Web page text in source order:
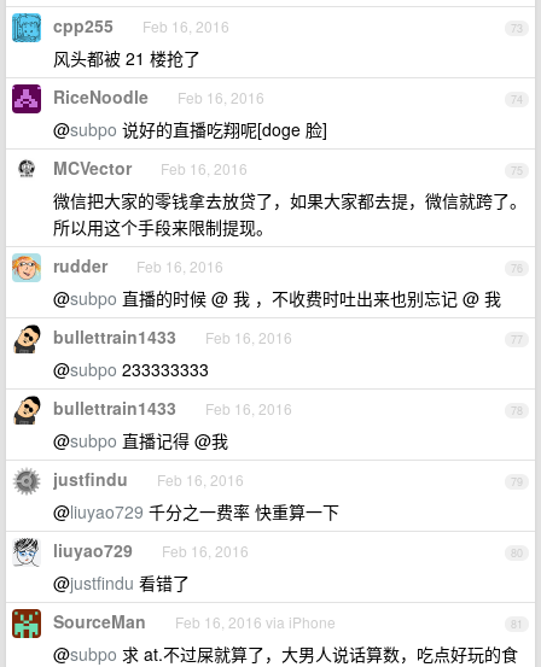
73
cpp255 Feb 16, 2016
风头都被 21 楼抢了
74
RiceNoodle Feb 16, 2016
@subpo 说好的直播吃翔呢[doge 脸]
75
MCVector Feb 16, 2016
微信把大家的零钱拿去放贷了，如果大家都去提，微信就跨了。
所以用这个手段来限制提现。
76
rudder Feb 16, 2016
@subpo 直播的时候 @ 我 ，不收费时吐出来也别忘记 @ 我
77
bullettrain1433 Feb 16, 2016
@subpo 233333333
78
bullettrain1433 Feb 16, 2016
@subpo 直播记得 @我
79
justfindu Feb 16, 2016
@liuyao729 千分之一费率 快重算一下
80
liuyao729 Feb 16, 2016
@justfindu 看错了
81
SourceMan Feb 16, 2016 via iPhone
@subpo 求 at.不过屎就算了，大男人说话算数，吃点好玩的食